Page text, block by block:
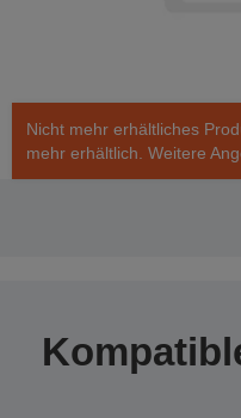
Nicht mehr erhältliches
mehr erhältlich. Weitere